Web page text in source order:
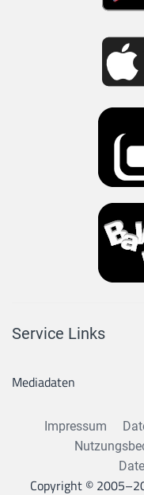
Service Links
Mediadaten
Impressum
Copyright © 2005–